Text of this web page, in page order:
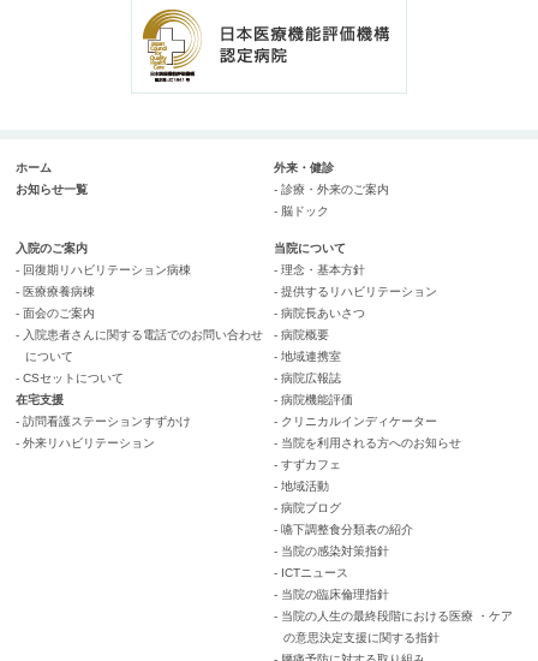
ホーム
お知らせ一覧
外来・健診
- 診療・外来のご案内
- 脳ドック
入院のご案内
- 回復期リハビリテーション病棟
- 医療療養病棟
- 面会のご案内
- 入院患者さんに関する電話でのお問い合わせ
について
- CSセットについて
在宅支援
- 訪問看護ステーションすずかけ
- 外来リハビリテーション
当院について
- 理念・基本方針
- 提供するリハビリテーション
- 病院長あいさつ
- 病院概要
- 地域連携室
- 病院広報誌
- 病院機能評価
- クリニカルインディケーター
- 当院を利用される方へのお知らせ
- すずカフェ
- 地域活動
- 病院ブログ
- 嚥下調整食分類表の紹介
- 当院の感染対策指針
- ICTニュース
- 当院の臨床倫理指針
- 当院の人生の最終段階における医療 ・ケア
の意思決定支援に関する指針